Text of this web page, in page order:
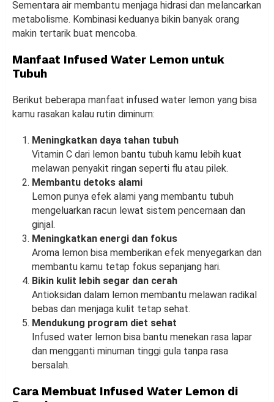
Sementara air membantu menjaga hidrasi dan melancarkan
metabolisme. Kombinasi keduanya bikin banyak orang
makin tertarik buat mencoba.
Manfaat Infused Water Lemon untuk
Tubuh
Berikut beberapa manfaat infused water lemon yang bisa
kamu rasakan kalau rutin diminum:
Meningkatkan daya tahan tubuh
Vitamin C dari lemon bantu tubuh kamu lebih kuat
melawan penyakit ringan seperti flu atau pilek.
Membantu detoks alami
Lemon punya efek alami yang membantu tubuh
mengeluarkan racun lewat sistem pencernaan dan
ginjal.
Meningkatkan energi dan fokus
Aroma lemon bisa memberikan efek menyegarkan dan
membantu kamu tetap fokus sepanjang hari.
Bikin kulit lebih segar dan cerah
Antioksidan dalam lemon membantu melawan radikal
bebas dan menjaga kulit tetap sehat.
Mendukung program diet sehat
Infused water lemon bisa bantu menekan rasa lapar
dan mengganti minuman tinggi gula tanpa rasa
bersalah.
Cara Membuat Infused Water Lemon di